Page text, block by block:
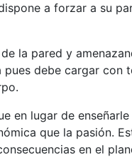
a forzar a su
la pared y
debe cargar con
en lugar de
que la pasión.
en el